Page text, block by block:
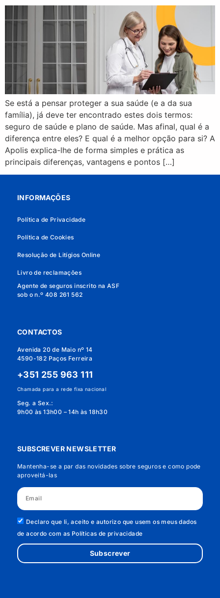
Se está a pensar proteger a sua saúde (e a da sua
família), já deve ter encontrado estes dois termos:
seguro de saúde e plano de saúde. Mas afinal, qual é a
diferença entre eles? E qual é a melhor opção para si? A
Apolis explica-lhe de forma simples e prática as
principais diferenças, vantagens e pontos […]
INFORMAÇÕES
Política de Privacidade
Política de Cookies
Resolução de Litígios Online
Livro de reclamações
Agente de seguros inscrito na ASF
sob o n.º 408 261 562
CONTACTOS
Avenida 20 de Maio nº 14
4590-182 Paços Ferreira
+351 255 963 111
Chamada para a rede fixa nacional
Seg. a Sex.:
9h00 às 13h00 – 14h às 18h30
SUBSCREVER NEWSLETTER
Mantenha-se a par das novidades sobre seguros e como pode
aproveitá-las
Declaro que li, aceito e autorizo que usem os meus dados
de acordo com as Políticas de privacidade
Subscrever